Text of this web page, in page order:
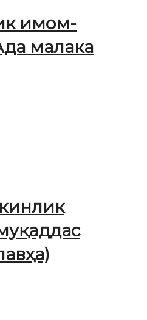
имом-
малака